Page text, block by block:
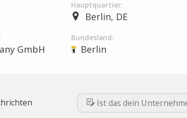
Hauptquartier:
Berlin, DE
GmbH
Bundesland:
Berlin
Ist das dein